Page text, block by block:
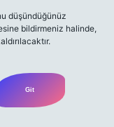
düşündüğünüz
bildirmeniz halinde,